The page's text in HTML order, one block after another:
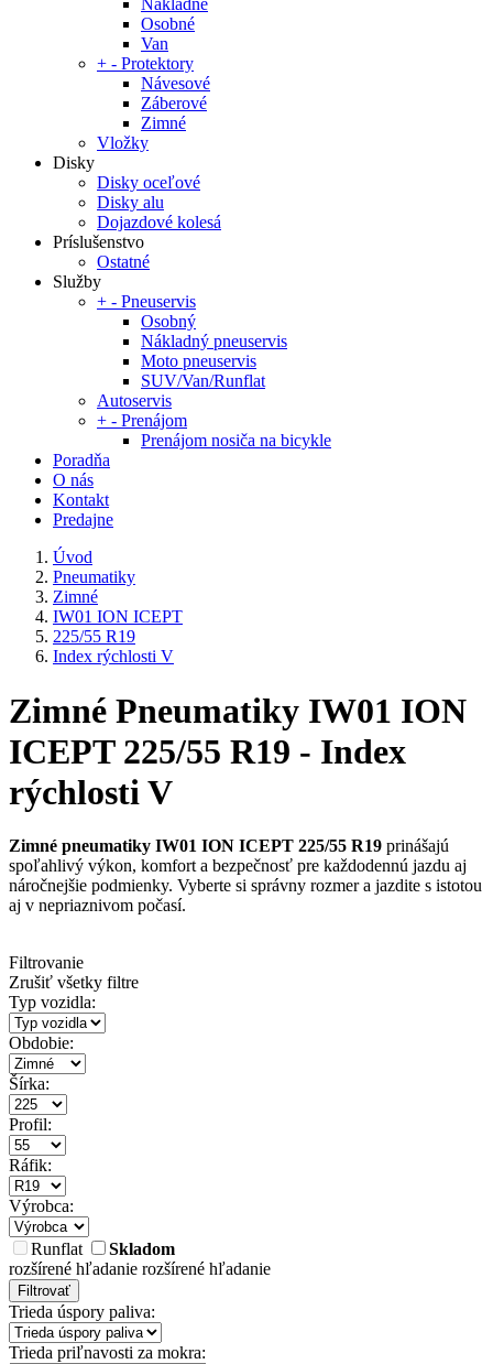
Nákladné
Osobné
Van
+ - Protektory
Návesové
Záberové
Zimné
Vložky
Disky
Disky oceľové
Disky alu
Dojazdové kolesá
Príslušenstvo
Ostatné
Služby
+ - Pneuservis
Osobný
Nákladný pneuservis
Moto pneuservis
SUV/Van/Runflat
Autoservis
+ - Prenájom
Prenájom nosiča na bicykle
Poradňa
O nás
Kontakt
Predajne
Úvod
Pneumatiky
Zimné
IW01 ION ICEPT
225/55 R19
Index rýchlosti V
Zimné Pneumatiky IW01 ION
ICEPT 225/55 R19 - Index
rýchlosti V
Zimné pneumatiky IW01 ION ICEPT 225/55 R19 prinášajú
spoľahlivý výkon, komfort a bezpečnosť pre každodennú jazdu aj
náročnejšie podmienky. Vyberte si správny rozmer a jazdite s istotou
aj v nepriaznivom počasí.
Filtrovanie
Zrušiť všetky filtre
Typ vozidla:
Obdobie:
Šírka:
Profil:
Ráfik:
Výrobca:
Runflat
Skladom
rozšírené hľadanie rozšírené hľadanie
Filtrovať
Trieda úspory paliva:
Trieda priľnavosti za mokra: